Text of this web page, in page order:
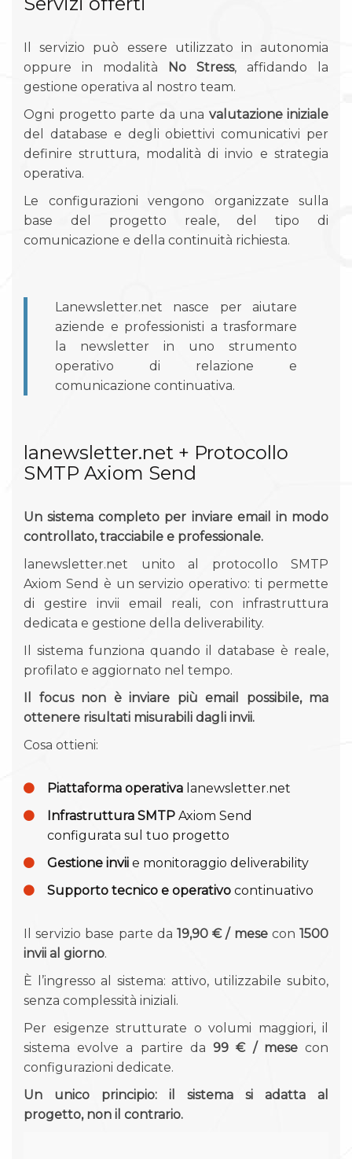
Il servizio può essere utilizzato in autonomia
oppure in modalità
No Stress, affidando la
gestione operativa al nostro team.
Ogni progetto parte da una valutazione iniziale
del database e degli obiettivi comunicativi per
definire struttura, modalità di invio e strategia
operativa.
Le configurazioni vengono organizzate sulla
base del progetto reale, del tipo di
comunicazione e della continuità richiesta.
Lanewsletter.net nasce per aiutare
aziende e professionisti a trasformare
la newsletter in uno strumento
operativo di relazione e
comunicazione continuativa.
lanewsletter.net + Protocollo
SMTP Axiom Send
Un sistema completo per inviare email in modo
controllato, tracciabile e professionale.
lanewsletter.net unito al protocollo SMTP
Axiom Send è un servizio operativo: ti permette
di gestire invii email reali, con infrastruttura
dedicata e gestione della deliverability.
Il sistema funziona quando il database è reale,
profilato e aggiornato nel tempo.
Il focus non è inviare più email possibile, ma
ottenere risultati misurabili dagli invii.
Cosa ottieni:
Piattaforma operativa lanewsletter.net
Infrastruttura SMTP Axiom Send
configurata sul tuo progetto
Gestione invii e monitoraggio deliverability
Supporto tecnico e operativo continuativo
Il servizio base parte da 19,90 € / mesecon1500
invii al giorno.
È l’ingresso al sistema: attivo, utilizzabile subito,
senza complessità iniziali.
Per esigenze strutturate o volumi maggiori, il
sistema evolve a partire da99 € / mesecon
configurazioni dedicate.
Un unico principio: il sistema si adatta al
progetto, non il contrario.